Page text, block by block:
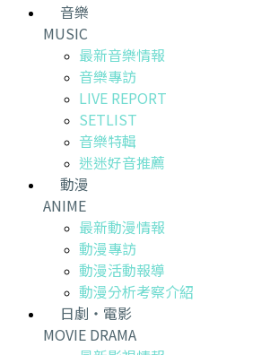
音樂
MUSIC
最新音樂情報
音樂專訪
LIVE REPORT
SETLIST
音樂特輯
迷迷好音推薦
動漫
ANIME
最新動漫情報
動漫專訪
動漫活動報導
動漫分析考察介紹
日劇・電影
MOVIE DRAMA